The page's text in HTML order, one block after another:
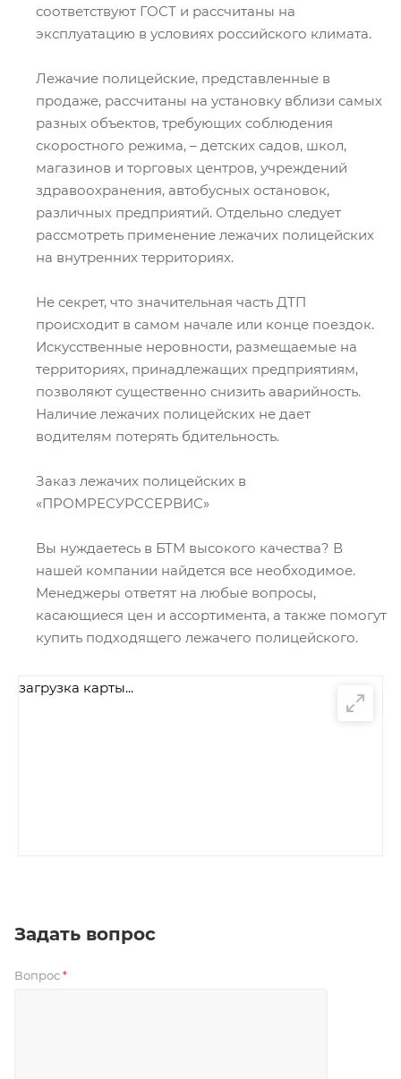
соответствуют ГОСТ и рассчитаны на
эксплуатацию в условиях российского климата.
Лежачие полицейские, представленные в
продаже, рассчитаны на установку вблизи самых
разных объектов, требующих соблюдения
скоростного режима, – детских садов, школ,
магазинов и торговых центров, учреждений
здравоохранения, автобусных остановок,
различных предприятий. Отдельно следует
рассмотреть применение лежачих полицейских
на внутренних территориях.
Не секрет, что значительная часть ДТП
происходит в самом начале или конце поездок.
Искусственные неровности, размещаемые на
территориях, принадлежащих предприятиям,
позволяют существенно снизить аварийность.
Наличие лежачих полицейских не дает
водителям потерять бдительность.
Заказ лежачих полицейских в
«ПРОМРЕСУРССЕРВИС»
Вы нуждаетесь в БТМ высокого качества? В
нашей компании найдется все необходимое.
Менеджеры ответят на любые вопросы,
касающиеся цен и ассортимента, а также помогут
купить подходящего лежачего полицейского.
загрузка карты...
Задать вопрос
Вопрос *